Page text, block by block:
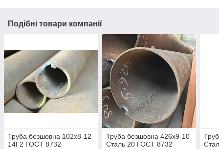
Подібні товари компанії
Труба безшовна 102х8-12
14Г2 ГОСТ 8732
Труба безшовна 426х9-10
Сталь 20 ГОСТ 8732